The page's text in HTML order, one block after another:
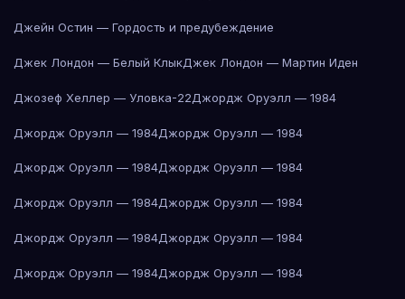
Джейн Остин — Гордость и предубеждение
Джек Лондон — Белый КлыкДжек Лондон — Мартин Иден
Джозеф Хеллер — Уловка-22Джордж Оруэлл — 1984
Джордж Оруэлл — 1984Джордж Оруэлл — 1984
Джордж Оруэлл — 1984Джордж Оруэлл — 1984
Джордж Оруэлл — 1984Джордж Оруэлл — 1984
Джордж Оруэлл — 1984Джордж Оруэлл — 1984
Джордж Оруэлл — 1984Джордж Оруэлл — 1984